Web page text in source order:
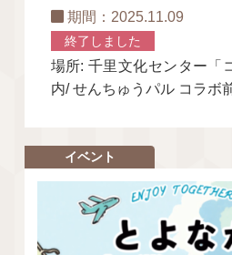
期間：2025.11.09
終了しました
場所: 千里文化センター「
内/ せんちゅうパル コラボ
イベント